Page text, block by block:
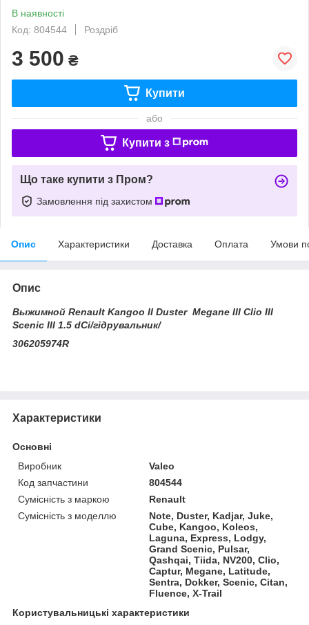
В наявності
Код: 804544
Роздріб
3 500 ₴
Купити
або
Купити з
Що таке купити з Пром?
Замовлення під захистом
Опис Характеристики Доставка Оплата Умови
Опис
Выжимной Renault Kangoo II Duster Megane III Clio III
Scenic III 1.5 dCi/гідрувальник/
306205974R
Характеристики
Основні
Виробник
Valeo
Код запчастини
804544
Сумісність з маркою
Renault
Сумісність з моделлю
Note, Duster, Kadjar, Juke,
Cube, Kangoo, Koleos,
Laguna, Express, Lodgy,
Grand Scenic, Pulsar,
Qashqai, Tiida, NV200, Clio,
Captur, Megane, Latitude,
Sentra, Dokker, Scenic, Citan,
Fluence, X-Trail
Користувальницькі характеристики